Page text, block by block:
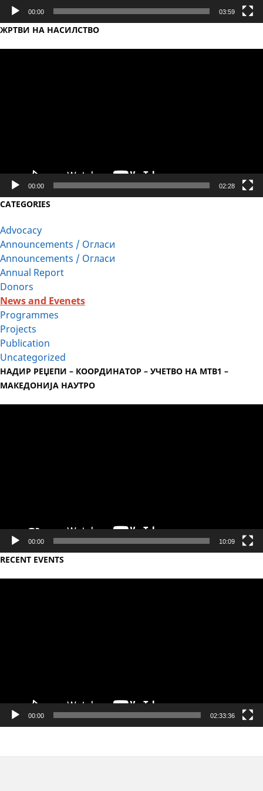
00:00 03:59
ЖРТВИ НА НАСИЛСТВО
00:00 02:28
CATEGORIES
Advocacy
Announcements / Огласи
Announcements / Огласи
Annual Report
Donors
News and Evenets
Programmes
Projects
Publication
Uncategorized
НАДИР РЕЏЕПИ – КООРДИНАТОР – УЧЕТВО НА МТВ1 –
МАКЕДОНИЈА НАУТРО
00:00 10:09
RECENT EVENTS
00:00 02:33:36